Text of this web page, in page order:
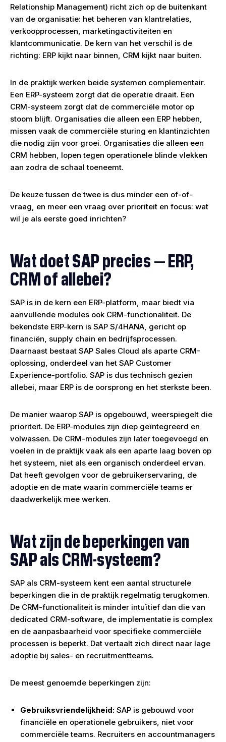
Relationship Management) richt zich op de buitenkant
van de organisatie: het beheren van klantrelaties,
verkoopprocessen, marketingactiviteiten en
klantcommunicatie. De kern van het verschil is de
richting: ERP kijkt naar binnen, CRM kijkt naar buiten.
In de praktijk werken beide systemen complementair.
Een ERP-systeem zorgt dat de operatie draait. Een
CRM-systeem zorgt dat de commerciële motor op
stoom blijft. Organisaties die alleen een ERP hebben,
missen vaak de commerciële sturing en klantinzichten
die nodig zijn voor groei. Organisaties die alleen een
CRM hebben, lopen tegen operationele blinde vlekken
aan zodra de schaal toeneemt.
De keuze tussen de twee is dus minder een of-of-
vraag, en meer een vraag over prioriteit en focus: wat
wil je als eerste goed inrichten?
Wat doet SAP precies — ERP,
CRM of allebei?
SAP is in de kern een ERP-platform, maar biedt via
aanvullende modules ook CRM-functionaliteit. De
bekendste ERP-kern is SAP S/4HANA, gericht op
financiën, supply chain en bedrijfsprocessen.
Daarnaast bestaat SAP Sales Cloud als aparte CRM-
oplossing, onderdeel van het SAP Customer
Experience-portfolio. SAP is dus technisch gezien
allebei, maar ERP is de oorsprong en het sterkste been.
De manier waarop SAP is opgebouwd, weerspiegelt die
prioriteit. De ERP-modules zijn diep geïntegreerd en
volwassen. De CRM-modules zijn later toegevoegd en
voelen in de praktijk vaak als een aparte laag boven op
het systeem, niet als een organisch onderdeel ervan.
Dat heeft gevolgen voor de gebruikerservaring, de
adoptie en de mate waarin commerciële teams er
daadwerkelijk mee werken.
Wat zijn de beperkingen van
SAP als CRM-systeem?
SAP als CRM-systeem kent een aantal structurele
beperkingen die in de praktijk regelmatig terugkomen.
De CRM-functionaliteit is minder intuïtief dan die van
dedicated CRM-software, de implementatie is complex
en de aanpasbaarheid voor specifieke commerciële
processen is beperkt. Dat vertaalt zich direct naar lage
adoptie bij sales- en recruitmentteams.
De meest genoemde beperkingen zijn:
Gebruiksvriendelijkheid: SAP is gebouwd voor
financiële en operationele gebruikers, niet voor
commerciële teams. Recruiters en accountmanagers